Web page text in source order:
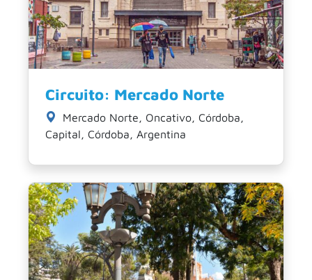
Circuito: Mercado Norte
Mercado Norte, Oncativo, Córdoba,
Capital, Córdoba, Argentina